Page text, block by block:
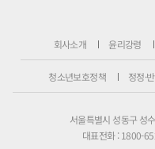
회사소개 윤리강령
청소년보호정책 정정·
서울특별시 성동구 성
대표전화 : 1800-